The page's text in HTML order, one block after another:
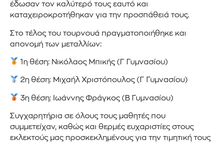
έδωσαν τον καλύτερό τους εαυτό και
καταχειροκροτήθηκαν για την προσπάθειά τους.
Στο τέλος του τουρνουά πραγματοποιήθηκε και
απονομή των μεταλλίων:
1η θέση: Νικόλαος Μπικής (Γ Γυμνασίου)
2η θέση: Μιχαήλ Χριστόπουλος (Γ Γυμνασίου)
3η θέση: Ιωάννης Φράγκος (Β Γυμνασίου)
Συγχαρητήρια σε όλους τους μαθητές που
συμμετείχαν, καθώς και θερμές ευχαριστίες στους
εκλεκτούς μας προσκεκλημένους για την τιμητική τους